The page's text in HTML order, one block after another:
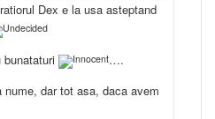
Dex e la usa asteptand
….
dar tot asa, daca avem